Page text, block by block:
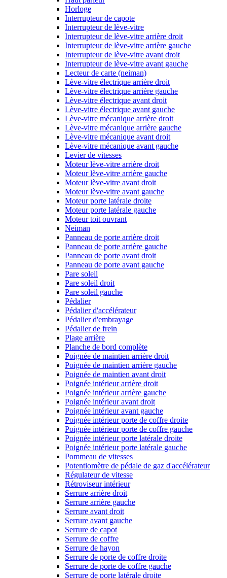
Horloge
Interrupteur de capote
Interrupteur de lève-vitre
Interrupteur de lève-vitre arrière droit
Interrupteur de lève-vitre arrière gauche
Interrupteur de lève-vitre avant droit
Interrupteur de lève-vitre avant gauche
Lecteur de carte (neiman)
Lève-vitre électrique arrière droit
Lève-vitre électrique arrière gauche
Lève-vitre électrique avant droit
Lève-vitre électrique avant gauche
Lève-vitre mécanique arrière droit
Lève-vitre mécanique arrière gauche
Lève-vitre mécanique avant droit
Lève-vitre mécanique avant gauche
Levier de vitesses
Moteur lève-vitre arrière droit
Moteur lève-vitre arrière gauche
Moteur lève-vitre avant droit
Moteur lève-vitre avant gauche
Moteur porte latérale droite
Moteur porte latérale gauche
Moteur toit ouvrant
Neiman
Panneau de porte arrière droit
Panneau de porte arrière gauche
Panneau de porte avant droit
Panneau de porte avant gauche
Pare soleil
Pare soleil droit
Pare soleil gauche
Pédalier
Pédalier d'accélérateur
Pédalier d'embrayage
Pédalier de frein
Plage arrière
Planche de bord complète
Poignée de maintien arrière droit
Poignée de maintien arrière gauche
Poignée de maintien avant droit
Poignée intérieur arrière droit
Poignée intérieur arrière gauche
Poignée intérieur avant droit
Poignée intérieur avant gauche
Poignée intérieur porte de coffre droite
Poignée intérieur porte de coffre gauche
Poignée intérieur porte latérale droite
Poignée intérieur porte latérale gauche
Pommeau de vitesses
Potentiomètre de pédale de gaz d'accélérateur
Régulateur de vitesse
Rétroviseur intérieur
Serrure arrière droit
Serrure arrière gauche
Serrure avant droit
Serrure avant gauche
Serrure de capot
Serrure de coffre
Serrure de hayon
Serrure de porte de coffre droite
Serrure de porte de coffre gauche
Serrure de porte latérale droite